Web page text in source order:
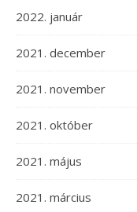
2022. január
2021. december
2021. november
2021. október
2021. május
2021. március